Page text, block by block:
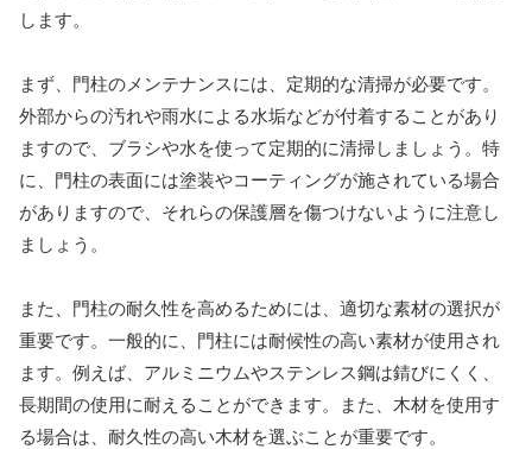
します。
まず、門柱のメンテナンスには、定期的な清掃が必要です。
外部からの汚れや雨水による水垢などが付着することがあり
ますので、ブラシや水を使って定期的に清掃しましょう。特
に、門柱の表面には塗装やコーティングが施されている場合
がありますので、それらの保護層を傷つけないように注意し
ましょう。
また、門柱の耐久性を高めるためには、適切な素材の選択が
重要です。一般的に、門柱には耐候性の高い素材が使用され
ます。例えば、アルミニウムやステンレス鋼は錆びにくく、
長期間の使用に耐えることができます。また、木材を使用す
る場合は、耐久性の高い木材を選ぶことが重要です。